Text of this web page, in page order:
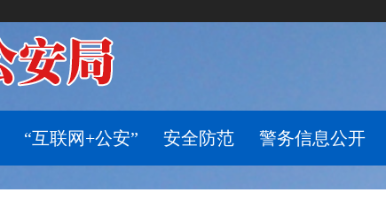
“互联网+公安” 安全防范 警务信息公开